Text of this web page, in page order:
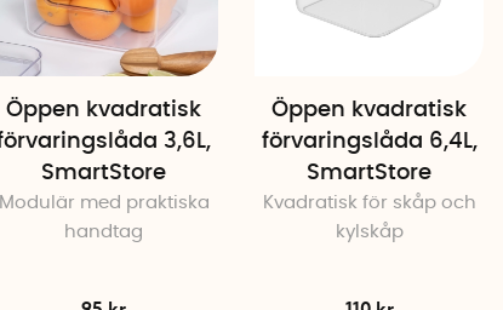
Öppen kvadratisk
3,6L,
SmartStore
Modulär med praktiska
handtag
Öppen kvadratisk
förvaringslåda 6,4L,
SmartStore
Kvadratisk för skåp och
kylskåp